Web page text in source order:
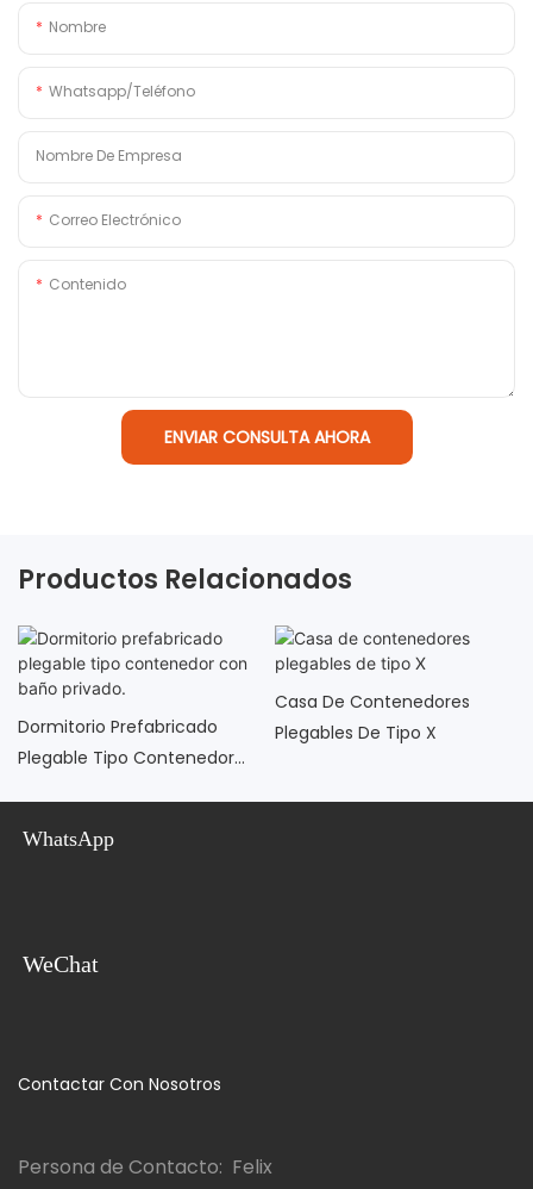
Nombre
Whatsapp/Teléfono
Nombre De Empresa
Correo Electrónico
Contenido
ENVIAR CONSULTA AHORA
Productos Relacionados
Dormitorio Prefabricado
Plegable Tipo Contenedor
Casa De Contenedores
Plegables De Tipo X
WhatsApp
WeChat
Contactar Con Nosotros
Persona de Contacto: Felix